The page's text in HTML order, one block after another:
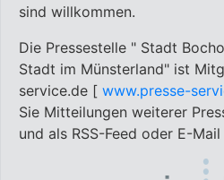
sind willkommen.
Die Pressestelle " Stadt
Stadt im Münsterland" ist
service.de [ www.presse-
Sie Mitteilungen weiterer
und als RSS-Feed oder E-